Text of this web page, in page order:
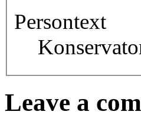
Persontext
Leave a